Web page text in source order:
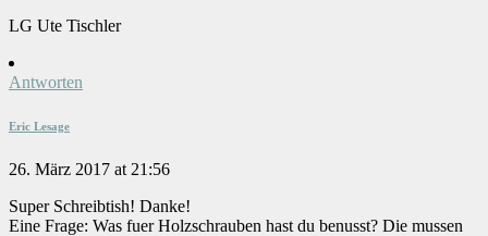
LG Ute Tischler
Antworten
Eric Lesage
26. März 2017 at 21:56
Super Schreibtish! Danke!
Eine Frage: Was fuer Holzschrauben hast du benusst? Die mussen